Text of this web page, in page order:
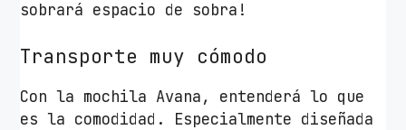
t
d
d
sobrará espacio de sobra!
Transporte muy cómodo
Con la mochila Avana, entenderá lo que
es la comodidad. Especialmente diseñada